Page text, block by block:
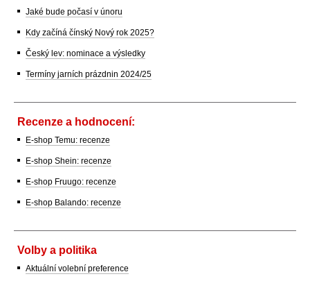
Jaké bude počasí v únoru
Kdy začíná čínský Nový rok 2025?
Český lev: nominace a výsledky
Termíny jarních prázdnin 2024/25
Recenze a hodnocení:
E-shop Temu: recenze
E-shop Shein: recenze
E-shop Fruugo: recenze
E-shop Balando: recenze
Volby a politika
Aktuální volební preference